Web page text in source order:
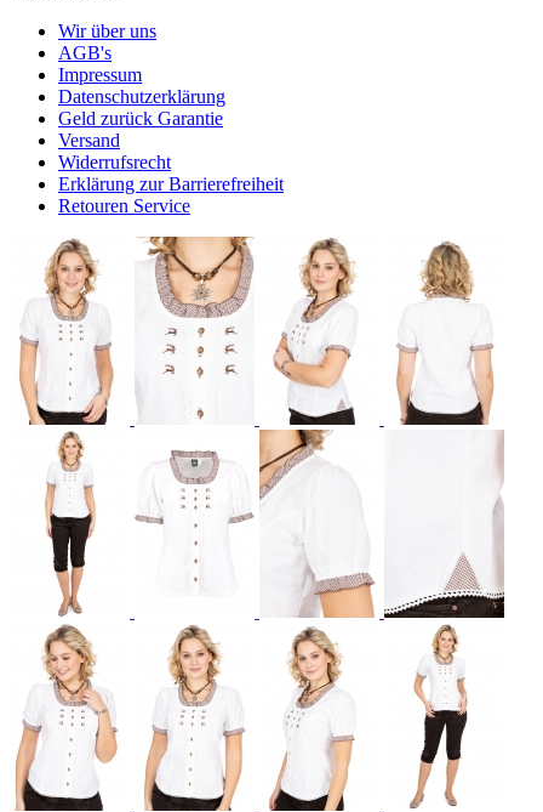
Wir über uns
AGB's
Impressum
Datenschutzerklärung
Geld zurück Garantie
Versand
Widerrufsrecht
Erklärung zur Barrierefreiheit
Retouren Service